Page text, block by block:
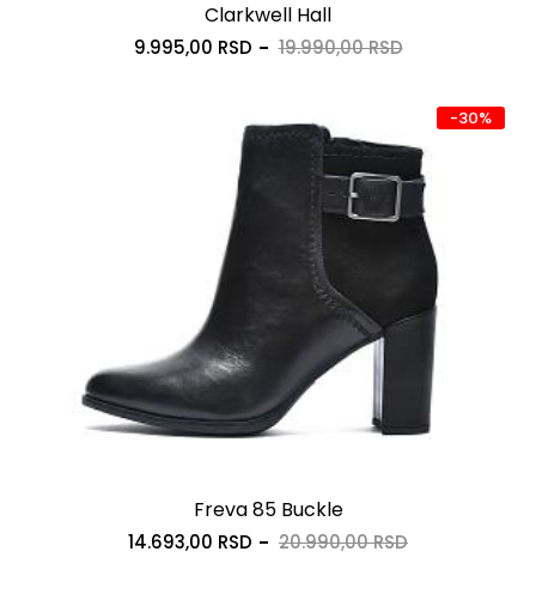
Clarkwell Hall
9.995,00 RSD 19.990,00 RSD
-30%
Freva 85 Buckle
14.693,00 RSD 20.990,00 RSD